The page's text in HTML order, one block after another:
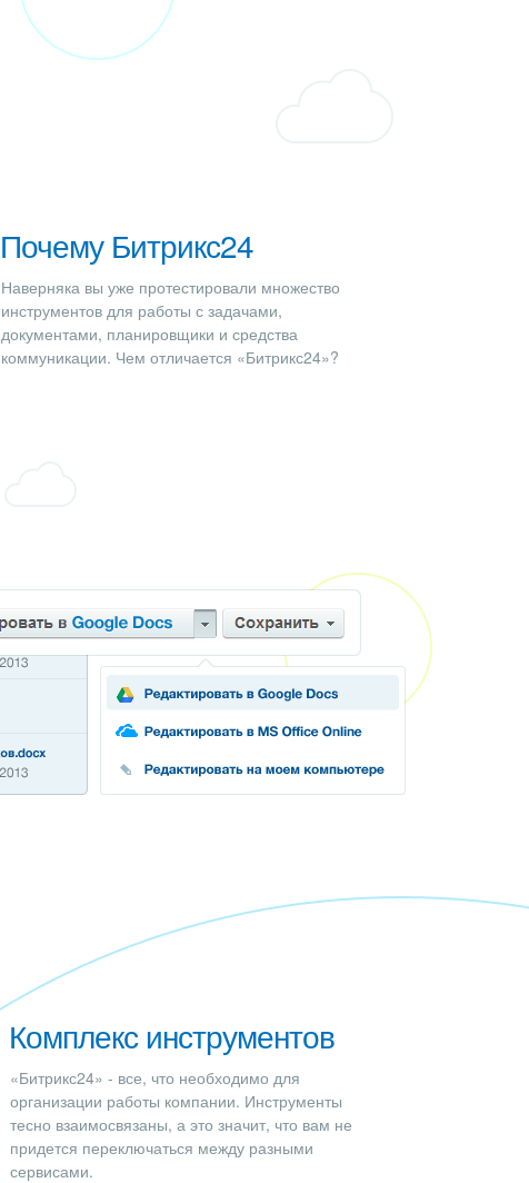
Почему Битрикс24
Наверняка вы уже протестировали множество
инструментов для работы с задачами,
документами, планировщики и средства
коммуникации. Чем отличается «Битрикс24»?
Комплекс инструментов
«Битрикс24» - все, что необходимо для
организации работы компании. Инструменты
тесно взаимосвязаны, а это значит, что вам не
придется переключаться между разными
сервисами.